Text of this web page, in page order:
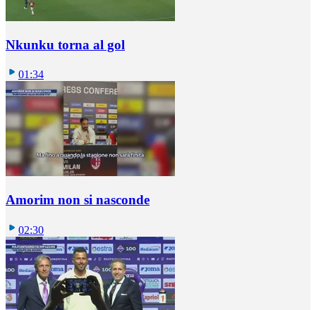
Nkunku torna al gol
01:34
Amorim non si nasconde
02:30